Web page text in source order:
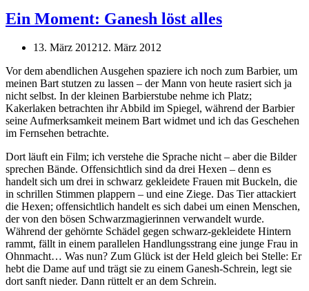
Ein Moment: Ganesh löst alles
13. März 201212. März 2012
Vor dem abendlichen Ausgehen spaziere ich noch zum Barbier, um
meinen Bart stutzen zu lassen – der Mann von heute rasiert sich ja
nicht selbst. In der kleinen Barbierstube nehme ich Platz;
Kakerlaken betrachten ihr Abbild im Spiegel, während der Barbier
seine Aufmerksamkeit meinem Bart widmet und ich das Geschehen
im Fernsehen betrachte.
Dort läuft ein Film; ich verstehe die Sprache nicht – aber die Bilder
sprechen Bände. Offensichtlich sind da drei Hexen – denn es
handelt sich um drei in schwarz gekleidete Frauen mit Buckeln, die
in schrillen Stimmen plappern – und eine Ziege. Das Tier attackiert
die Hexen; offensichtlich handelt es sich dabei um einen Menschen,
der von den bösen Schwarzmagierinnen verwandelt wurde.
Während der gehörnte Schädel gegen schwarz-gekleidete Hintern
rammt, fällt in einem parallelen Handlungsstrang eine junge Frau in
Ohnmacht… Was nun? Zum Glück ist der Held gleich bei Stelle: Er
hebt die Dame auf und trägt sie zu einem Ganesh-Schrein, legt sie
dort sanft nieder. Dann rüttelt er an dem Schrein.